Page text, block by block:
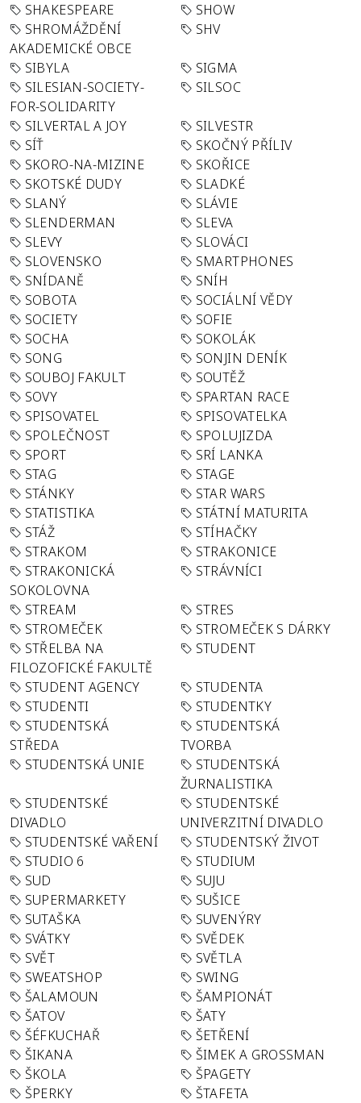
SHAKESPEARE
SHOW
SHROMÁŽDĚNÍ
AKADEMICKÉ OBCE
SHV
SIBYLA
SIGMA
SILESIAN-SOCIETY-
FOR-SOLIDARITY
SILSOC
SILVERTAL A JOY
SILVESTR
SÍŤ
SKOČNÝ PŘÍLIV
SKORO-NA-MIZINE
SKOŘICE
SKOTSKÉ DUDY
SLADKÉ
SLANÝ
SLÁVIE
SLENDERMAN
SLEVA
SLEVY
SLOVÁCI
SLOVENSKO
SMARTPHONES
SNÍDANĚ
SNÍH
SOBOTA
SOCIÁLNÍ VĚDY
SOCIETY
SOFIE
SOCHA
SOKOLÁK
SONG
SONJIN DENÍK
SOUBOJ FAKULT
SOUTĚŽ
SOVY
SPARTAN RACE
SPISOVATEL
SPISOVATELKA
SPOLEČNOST
SPOLUJIZDA
SPORT
SRÍ LANKA
STAG
STAGE
STÁNKY
STAR WARS
STATISTIKA
STÁTNÍ MATURITA
STÁŽ
STÍHAČKY
STRAKOM
STRAKONICE
STRAKONICKÁ
SOKOLOVNA
STRÁVNÍCI
STREAM
STRES
STROMEČEK
STROMEČEK S DÁRKY
STŘELBA NA
FILOZOFICKÉ FAKULTĚ
STUDENT
STUDENT AGENCY
STUDENTA
STUDENTI
STUDENTKY
STUDENTSKÁ
STŘEDA
STUDENTSKÁ
TVORBA
STUDENTSKÁ UNIE
STUDENTSKÁ
ŽURNALISTIKA
STUDENTSKÉ
DIVADLO
STUDENTSKÉ
UNIVERZITNÍ DIVADLO
STUDENTSKÉ VAŘENÍ
STUDENTSKÝ ŽIVOT
STUDIO 6
STUDIUM
SUD
SUJU
SUPERMARKETY
SUŠICE
SUTAŠKA
SUVENÝRY
SVÁTKY
SVĚDEK
SVĚT
SVĚTLA
SWEATSHOP
SWING
ŠALAMOUN
ŠAMPIONÁT
ŠATOV
ŠATY
ŠÉFKUCHAŘ
ŠETŘENÍ
ŠIKANA
ŠIMEK A GROSSMAN
ŠKOLA
ŠPAGETY
ŠPERKY
ŠTAFETA